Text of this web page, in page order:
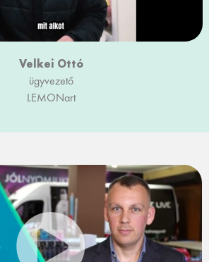
Velkei Ottó
ügyvezető
LEMONart